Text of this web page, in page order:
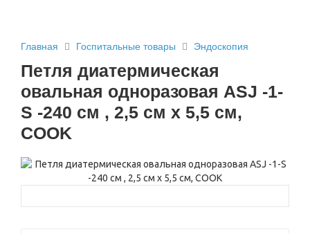
Главная Госпитальные товары Эндоскопия
Петля диатермическая
овальная одноразовая ASJ -1-
S -240 см , 2,5 см х 5,5 см,
COOK